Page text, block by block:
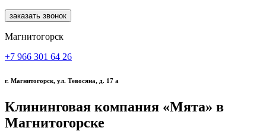
заказать звонок
Магнитогорск
+7 966 301 64 26
г. Магнитогорск, ул. Тевосяна, д. 17 а
Клининговая компания «Мята» в
Магнитогорске